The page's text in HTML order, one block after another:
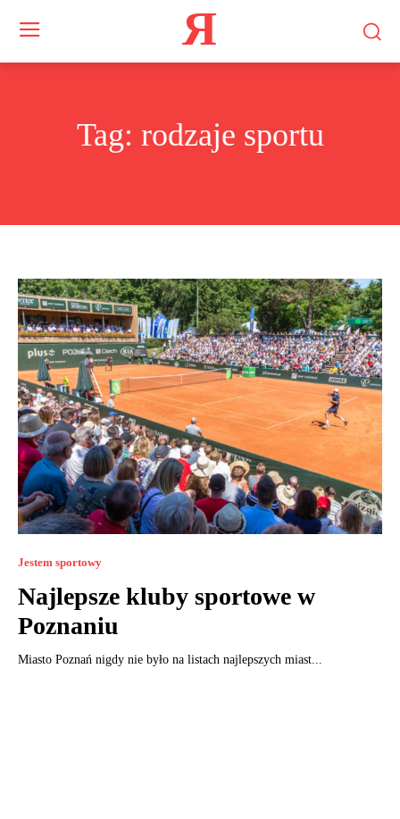
Я
Tag: rodzaje sportu
Jestem sportowy
Najlepsze kluby sportowe w
Poznaniu
Miasto Poznań nigdy nie było na listach najlepszych miast...